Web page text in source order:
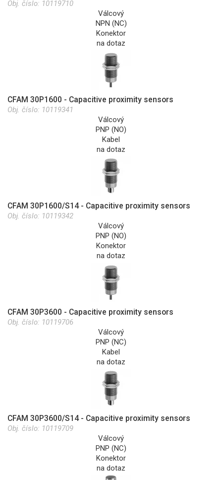
Obj. číslo: 10119710
Válcový
NPN (NC)
Konektor
na dotaz
CFAM 30P1600 - Capacitive proximity sensors
Obj. číslo: 10119341
Válcový
PNP (NO)
Kabel
na dotaz
CFAM 30P1600/S14 - Capacitive proximity sensors
Obj. číslo: 10119342
Válcový
PNP (NO)
Konektor
na dotaz
CFAM 30P3600 - Capacitive proximity sensors
Obj. číslo: 10119706
Válcový
PNP (NC)
Kabel
na dotaz
CFAM 30P3600/S14 - Capacitive proximity sensors
Obj. číslo: 10119709
Válcový
PNP (NC)
Konektor
na dotaz